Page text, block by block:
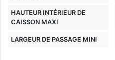
HAUTEUR INTÉRIEUR DE
CAISSON MAXI
LARGEUR DE PASSAGE MINI